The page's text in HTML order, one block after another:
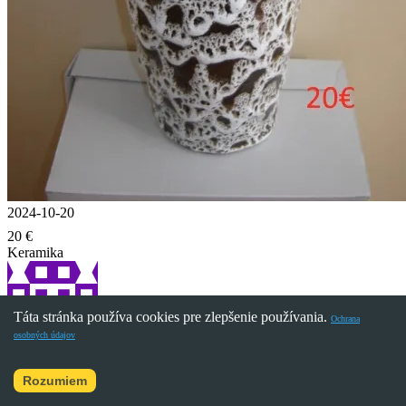
2024-10-20
20 €
Keramika
Táta stránka používa cookies pre zlepšenie používania. Ochrana
osobných údajov
Rozumiem